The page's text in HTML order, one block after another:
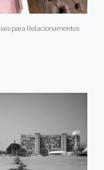
para Relacionamentos